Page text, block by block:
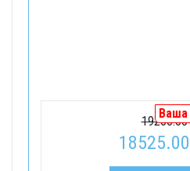
Ваша
19200.00